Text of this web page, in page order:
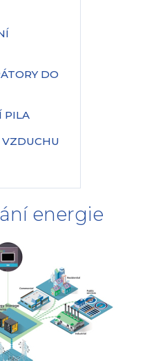
DO
PILA
energie